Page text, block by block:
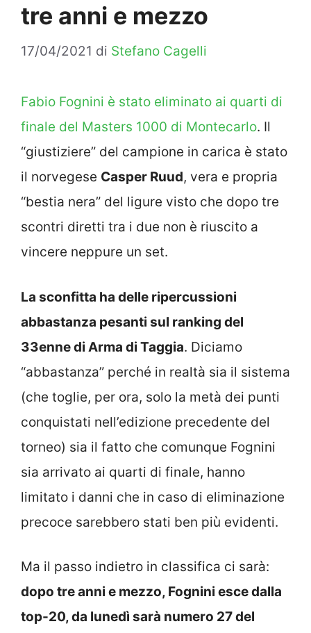
tre anni e mezzo
17/04/2021 di Stefano Cagelli
Fabio Fognini è stato eliminato ai quarti di
finale del Masters 1000 di Montecarlo. Il
“giustiziere” del campione in carica è stato
il norvegese Casper Ruud, vera e propria
“bestia nera” del ligure visto che dopo tre
scontri diretti tra i due non è riuscito a
vincere neppure un set.
La sconfitta ha delle ripercussioni
abbastanza pesanti sul ranking del
33enne di Arma di Taggia. Diciamo
“abbastanza” perché in realtà sia il sistema
(che toglie, per ora, solo la metà dei punti
conquistati nell’edizione precedente del
torneo) sia il fatto che comunque Fognini
sia arrivato ai quarti di finale, hanno
limitato i danni che in caso di eliminazione
precoce sarebbero stati ben più evidenti.
Ma il passo indietro in classifica ci sarà:
dopo tre anni e mezzo, Fognini esce dalla
top-20, da lunedì sarà numero 27 del